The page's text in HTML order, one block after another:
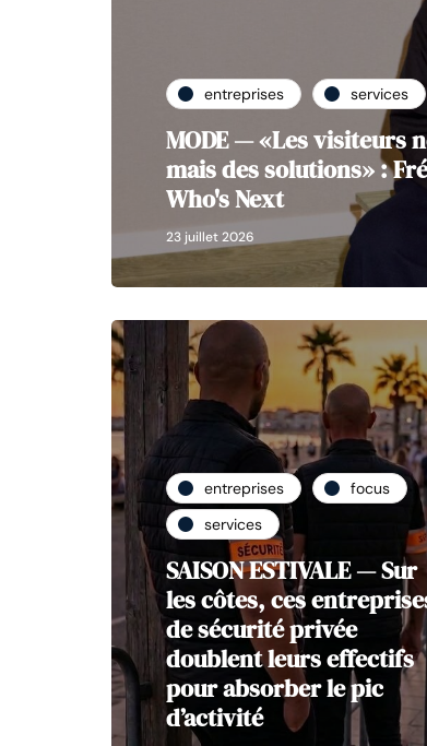
entreprises services
MODE — «Les visiteurs
mais des solutions» :
Who's Next
23 juillet 2026
entreprises
focus
services
SAISON ESTIVALE — Sur
les côtes, ces
de sécurité privée
doublent leurs effectifs
pour absorber le pic
d’activité